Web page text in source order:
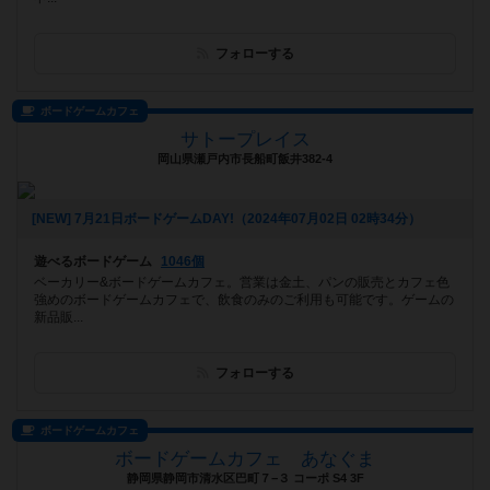
フォローする
ボードゲームカフェ
サトープレイス
岡山県瀬戸内市長船町飯井382-4
[NEW] 7月21日ボードゲームDAY!（2024年07月02日 02時34分）
遊べるボードゲーム
1046個
ベーカリー&ボードゲームカフェ。営業は金土、パンの販売とカフェ色
強めのボードゲームカフェで、飲食のみのご利用も可能です。ゲームの
新品販...
フォローする
ボードゲームカフェ
ボードゲームカフェ あなぐま
静岡県静岡市清水区巴町７−３ コーポ S4 3F